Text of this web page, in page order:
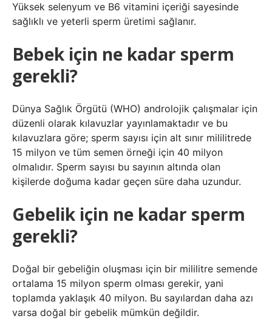
Yüksek selenyum ve B6 vitamini içeriği sayesinde
sağlıklı ve yeterli sperm üretimi sağlanır.
Bebek için ne kadar sperm
gerekli?
Dünya Sağlık Örgütü (WHO) androlojik çalışmalar için
düzenli olarak kılavuzlar yayınlamaktadır ve bu
kılavuzlara göre; sperm sayısı için alt sınır mililitrede
15 milyon ve tüm semen örneği için 40 milyon
olmalıdır. Sperm sayısı bu sayının altında olan
kişilerde doğuma kadar geçen süre daha uzundur.
Gebelik için ne kadar sperm
gerekli?
Doğal bir gebeliğin oluşması için bir mililitre semende
ortalama 15 milyon sperm olması gerekir, yani
toplamda yaklaşık 40 milyon. Bu sayılardan daha azı
varsa doğal bir gebelik mümkün değildir.